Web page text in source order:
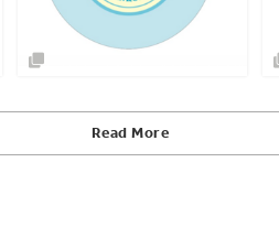
Read More